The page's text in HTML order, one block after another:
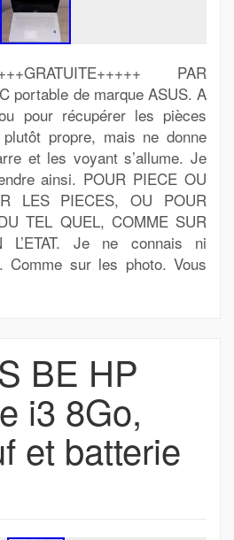
PAR
portable de marque ASUS. A
pour récupérer les pièces
propre, mais ne donne
et les voyant s’allume. Je
ainsi. POUR PIECE OU
LES PIECES, OU POUR
TEL QUEL, COMME SUR
L’ETAT. Je ne connais ni
Comme sur les photo. Vous
BE HP
i3 8Go,
et batterie